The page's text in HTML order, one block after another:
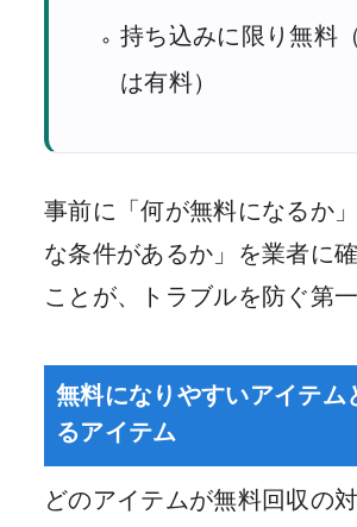
持ち込みに限り無料
は有料）
事前に「何が無料になるか
な条件があるか」を業者に
ことが、トラブルを防ぐ第一
無料になりやすいアイテム
るアイテム
どのアイテムが無料回収の